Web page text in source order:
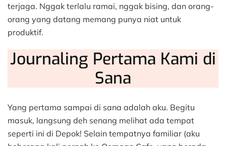
terjaga. Nggak terlalu ramai, nggak bising, dan orang-
orang yang datang memang punya niat untuk
produktif.
Journaling Pertama Kami di
Sana
Yang pertama sampai di sana adalah aku. Begitu
masuk, langsung deh senang melihat ada tempat
seperti ini di Depok! Selain tempatnya familiar (aku